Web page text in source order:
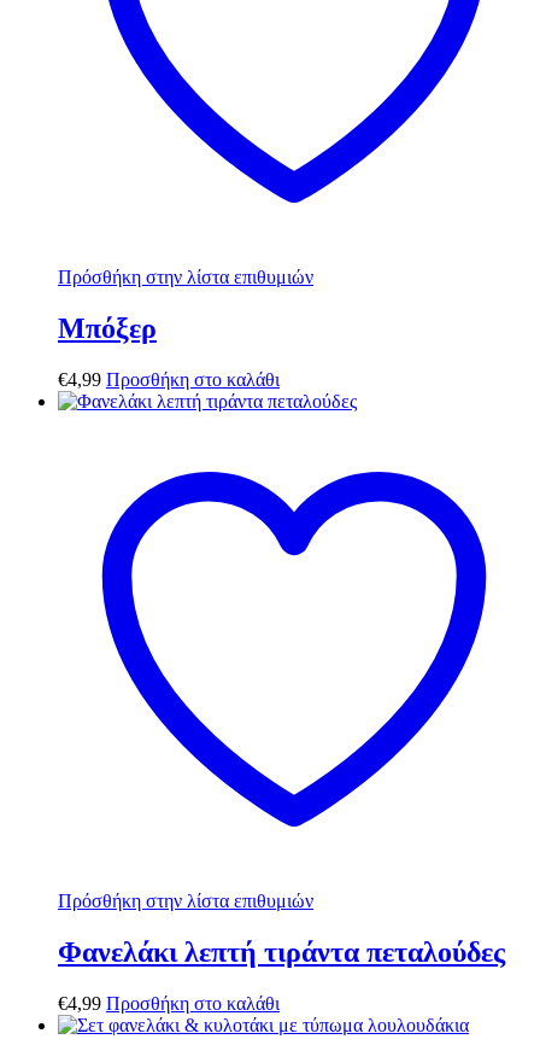
Πρόσθήκη στην λίστα επιθυμιών
Μπόξερ
€4,99 Προσθήκη στο καλάθι
Πρόσθήκη στην λίστα επιθυμιών
Φανελάκι λεπτή τιράντα πεταλούδες
€4,99 Προσθήκη στο καλάθι